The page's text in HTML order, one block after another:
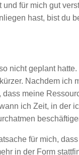
für mich gut
hast, bist du
nicht geplant
Nachdem ich
meine
ich Zeit, in der
für mich,
in der Form